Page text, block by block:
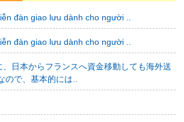
đàn giao lưu dành cho người ..
đàn giao lưu dành cho người ..
日本からフランスへ資金移動しても海外送
で、基本的には..